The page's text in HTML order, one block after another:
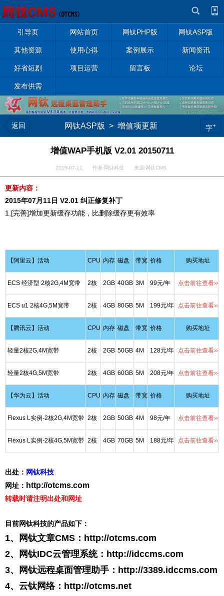
引导页 网站首页 网钛PHP版 网钛ASP版
其他资源 使用心得 案例展示 新闻资讯
好省短剧 项目运营 留言板 论坛
发布供需
返回 网钛ASP版 > 增值项更新 字+
增值WAP手机版 V2.01 20150711
2015-07-11 作者:网钛科技 来源:网钛CMS
更新内容：
2015年07月11日 V2.01 纠正修复补丁
1.[完善]增加更新缓存功能，比删除缓存更有效率
【阿里云】活动 CPU 内存 磁盘 带宽 价格 购买地址
ECS 经济型 2核2G,4M宽带 2核 2GB 40GB 3M 99元/年 点击前往查看››
ECS u1 2核4G,5M宽带 2核 4GB 80GB 5M 199元/年 点击前往查看››
【腾讯云】活动 CPU 内存 磁盘 带宽 价格 购买地址
轻量2核2G,4M宽带 2核 2GB 50GB 4M 128元/年 点击前往查看››
轻量2核4G,5M宽带 2核 4GB 60GB 5M 208元/年 点击前往查看››
【华为云】活动 CPU 内存 磁盘 带宽 价格 购买地址
Flexus L实例-2核2G,4M宽带 2核 2GB 50GB 4M 98元/年 点击前往查看››
Flexus L实例-2核4G,5M宽带 2核 4GB 70GB 5M 188元/年 点击前往查看››
出处： 网钛科技
网址： http://otcms.com
转载时请注明出处和网址
目前网钛科技的产品如下：
1、网钛文章CMS： http://otcms.com
2、网钛IDC云管理系统： http://idccms.com
3、网钛远程桌面管理助手： http://3389.idccms.com
4、云钛网络： http://otcms.net